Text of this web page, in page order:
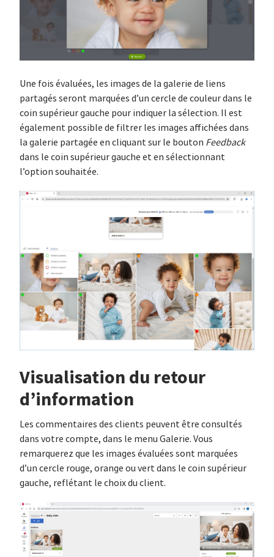
Une fois évaluées, les images de la galerie de liens
partagés seront marquées d’un cercle de couleur dans le
coin supérieur gauche pour indiquer la sélection. Il est
également possible de filtrer les images affichées dans
la galerie partagée en cliquant sur le bouton Feedback
dans le coin supérieur gauche et en sélectionnant
l’option souhaitée.
Visualisation du retour
d’information
Les commentaires des clients peuvent être consultés
dans votre compte, dans le menu Galerie. Vous
remarquerez que les images évaluées sont marquées
d’un cercle rouge, orange ou vert dans le coin supérieur
gauche, reflétant le choix du client.